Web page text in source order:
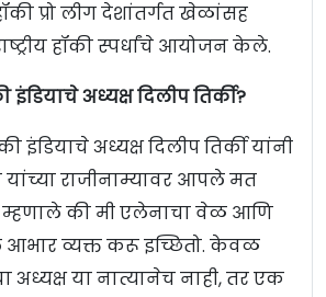
प्रो लीग देशांतर्गत खेळांसह
हॉकी स्पर्धांचे आयोजन केले.
अध्यक्ष दिलीप तिर्की?
इंडियाचे अध्यक्ष दिलीप तिर्की यांनी
यांच्या राजीनाम्यावर आपले मत
की मी एलेनाचा वेळ आणि
आभार व्यक्त करू इच्छितो. केवळ
अध्यक्ष या नात्यानेच नाही, तर एक